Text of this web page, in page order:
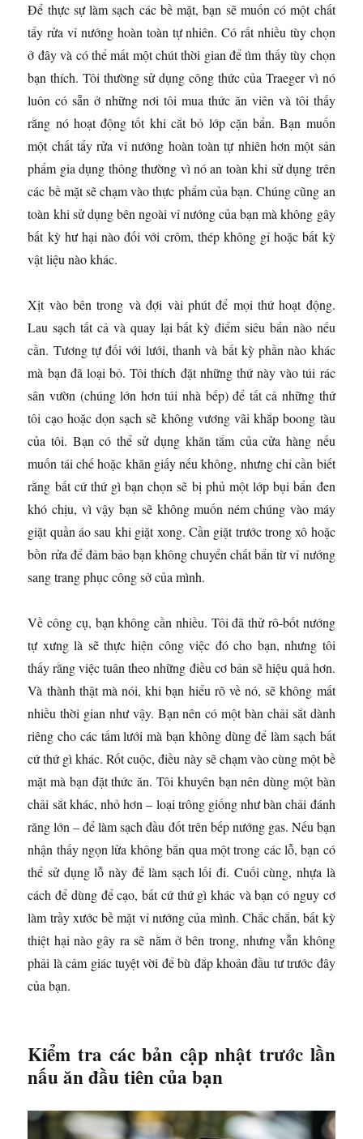
Để thực sự làm sạch các bề mặt, bạn sẽ muốn có một chất
tẩy rửa vỉ nướng hoàn toàn tự nhiên. Có rất nhiều tùy chọn
ở đây và có thể mất một chút thời gian để tìm thấy tùy chọn
bạn thích. Tôi thường sử dụng công thức của Traeger vì nó
luôn có sẵn ở những nơi tôi mua thức ăn viên và tôi thấy
rằng nó hoạt động tốt khi cắt bỏ lớp cặn bẩn. Bạn muốn
một chất tẩy rửa vỉ nướng hoàn toàn tự nhiên hơn một sản
phẩm gia dụng thông thường vì nó an toàn khi sử dụng trên
các bề mặt sẽ chạm vào thực phẩm của bạn. Chúng cũng an
toàn khi sử dụng bên ngoài vỉ nướng của bạn mà không gây
bất kỳ hư hại nào đối với crôm, thép không gỉ hoặc bất kỳ
vật liệu nào khác.
Xịt vào bên trong và đợi vài phút để mọi thứ hoạt động.
Lau sạch tất cả và quay lại bất kỳ điểm siêu bẩn nào nếu
cần. Tương tự đối với lưới, thanh và bất kỳ phần nào khác
mà bạn đã loại bỏ. Tôi thích đặt những thứ này vào túi rác
sân vườn (chúng lớn hơn túi nhà bếp) để tất cả những thứ
tôi cạo hoặc dọn sạch sẽ không vương vãi khắp boong tàu
của tôi. Bạn có thể sử dụng khăn tắm của cửa hàng nếu
muốn tái chế hoặc khăn giấy nếu không, nhưng chỉ cần biết
rằng bất cứ thứ gì bạn chọn sẽ bị phủ một lớp bụi bẩn đen
khó chịu, vì vậy bạn sẽ không muốn ném chúng vào máy
giặt quần áo sau khi giặt xong. Cần giặt trước trong xô hoặc
bồn rửa để đảm bảo bạn không chuyển chất bẩn từ vỉ nướng
sang trang phục công sở của mình.
Về công cụ, bạn không cần nhiều. Tôi đã thử rô-bốt nướng
tự xưng là sẽ thực hiện công việc đó cho bạn, nhưng tôi
thấy rằng việc tuân theo những điều cơ bản sẽ hiệu quả hơn.
Và thành thật mà nói, khi bạn hiểu rõ về nó, sẽ không mất
nhiều thời gian như vậy. Bạn nên có một bàn chải sắt dành
riêng cho các tấm lưới mà bạn không dùng để làm sạch bất
cứ thứ gì khác. Rốt cuộc, điều này sẽ chạm vào cùng một bề
mặt mà bạn đặt thức ăn. Tôi khuyên bạn nên dùng một bàn
chải sắt khác, nhỏ hơn – loại trông giống như bàn chải đánh
răng lớn – để làm sạch đầu đốt trên bếp nướng gas. Nếu bạn
nhận thấy ngọn lửa không bắn qua một trong các lỗ, bạn có
thể sử dụng lỗ này để làm sạch lối đi. Cuối cùng, nhựa là
cách để dùng để cạo, bất cứ thứ gì khác và bạn có nguy cơ
làm trầy xước bề mặt vỉ nướng của mình. Chắc chắn, bất kỳ
thiệt hại nào gây ra sẽ nằm ở bên trong, nhưng vẫn không
phải là cảm giác tuyệt vời để bù đắp khoản đầu tư trước đây
của bạn.
Kiểm tra các bản cập nhật trước lần
nấu ăn đầu tiên của bạn